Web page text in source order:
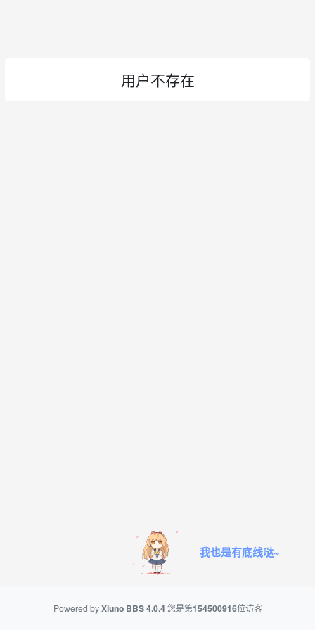
用户不存在
我也是有底线哒~
Powered byXiuno BBS4.0.4 您是第154500916位访客